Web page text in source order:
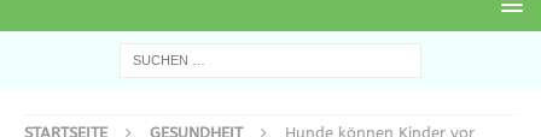
STARTSEITE GESUNDHEIT
Hunde können Kinder vor